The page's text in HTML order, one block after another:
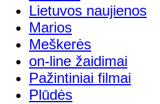
Lietuvos naujienos
Marios
Meškerės
on-line žaidimai
Pažintiniai filmai
Plūdės